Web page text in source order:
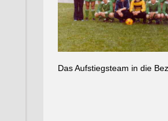
Das Aufstiegsteam in die